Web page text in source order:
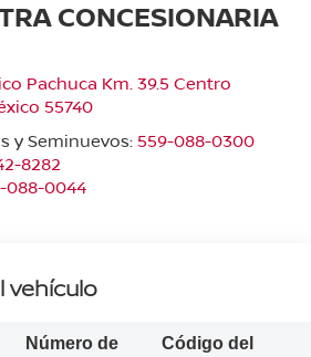
CONCESIONARIA
Pachuca Km. 39.5 Centro
55740
y Seminuevos: 559-088-0300
8282
088-0044
vehículo
Número de
Código del